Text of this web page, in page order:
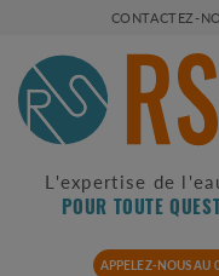
CONTACTEZ-
L'expertise de
POUR TOUTE
APPELEZ-NOUS AU